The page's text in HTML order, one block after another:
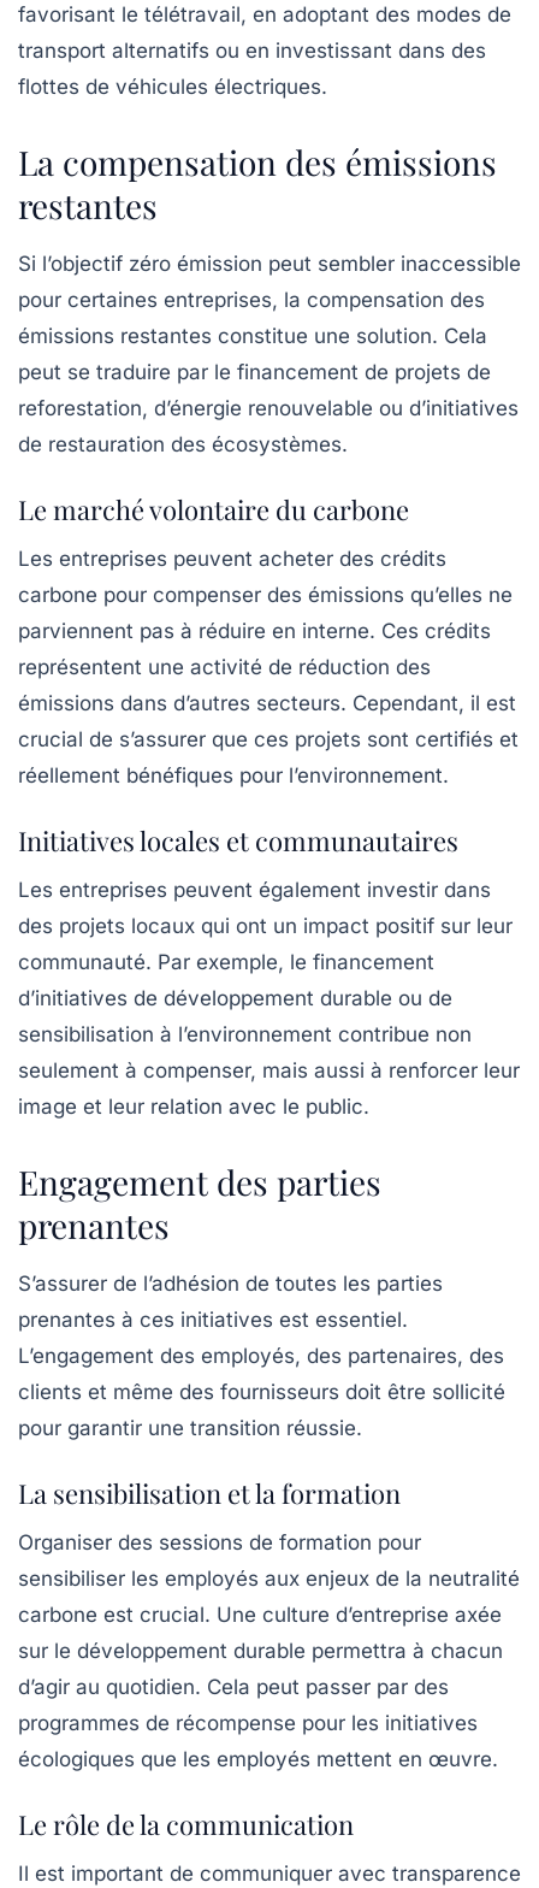
favorisant le télétravail, en adoptant des modes de
transport alternatifs ou en investissant dans des
flottes de véhicules électriques.
La compensation des émissions
restantes
Si l’objectif zéro émission peut sembler inaccessible
pour certaines entreprises, la compensation des
émissions restantes constitue une solution. Cela
peut se traduire par le financement de projets de
reforestation, d’énergie renouvelable ou d’initiatives
de restauration des écosystèmes.
Le marché volontaire du carbone
Les entreprises peuvent acheter des crédits
carbone pour compenser des émissions qu’elles ne
parviennent pas à réduire en interne. Ces crédits
représentent une activité de réduction des
émissions dans d’autres secteurs. Cependant, il est
crucial de s’assurer que ces projets sont certifiés et
réellement bénéfiques pour l’environnement.
Initiatives locales et communautaires
Les entreprises peuvent également investir dans
des projets locaux qui ont un impact positif sur leur
communauté. Par exemple, le financement
d’initiatives de développement durable ou de
sensibilisation à l’environnement contribue non
seulement à compenser, mais aussi à renforcer leur
image et leur relation avec le public.
Engagement des parties
prenantes
S’assurer de l’adhésion de toutes les parties
prenantes à ces initiatives est essentiel.
L’engagement des employés, des partenaires, des
clients et même des fournisseurs doit être sollicité
pour garantir une transition réussie.
La sensibilisation et la formation
Organiser des sessions de formation pour
sensibiliser les employés aux enjeux de la neutralité
carbone est crucial. Une culture d’entreprise axée
sur le développement durable permettra à chacun
d’agir au quotidien. Cela peut passer par des
programmes de récompense pour les initiatives
écologiques que les employés mettent en œuvre.
Le rôle de la communication
Il est important de communiquer avec transparence